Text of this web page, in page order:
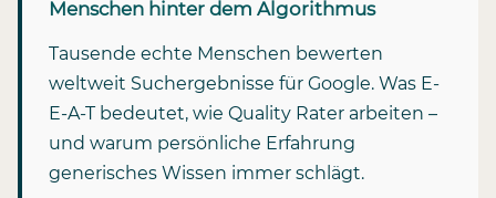
Menschen hinter dem Algorithmus
Tausende echte Menschen bewerten
weltweit Suchergebnisse für Google. Was E-
E-A-T bedeutet, wie Quality Rater arbeiten –
und warum persönliche Erfahrung
generisches Wissen immer schlägt.